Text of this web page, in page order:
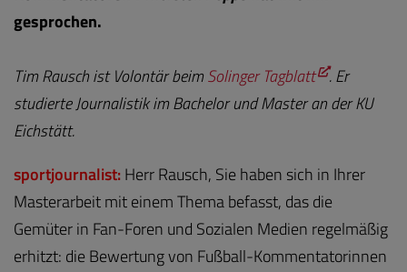
gesprochen.
Tim Rausch ist Volontär beimSolinger Tagblatt . Er
studierte Journalistik im Bachelor und Master an der KU
Eichstätt.
sportjournalist:Herr Rausch, Sie haben sich in Ihrer
Masterarbeit mit einem Thema befasst, das die
Gemüter in Fan-Foren und Sozialen Medien regelmäßig
erhitzt: die Bewertung von Fußball-Kommentatorinnen